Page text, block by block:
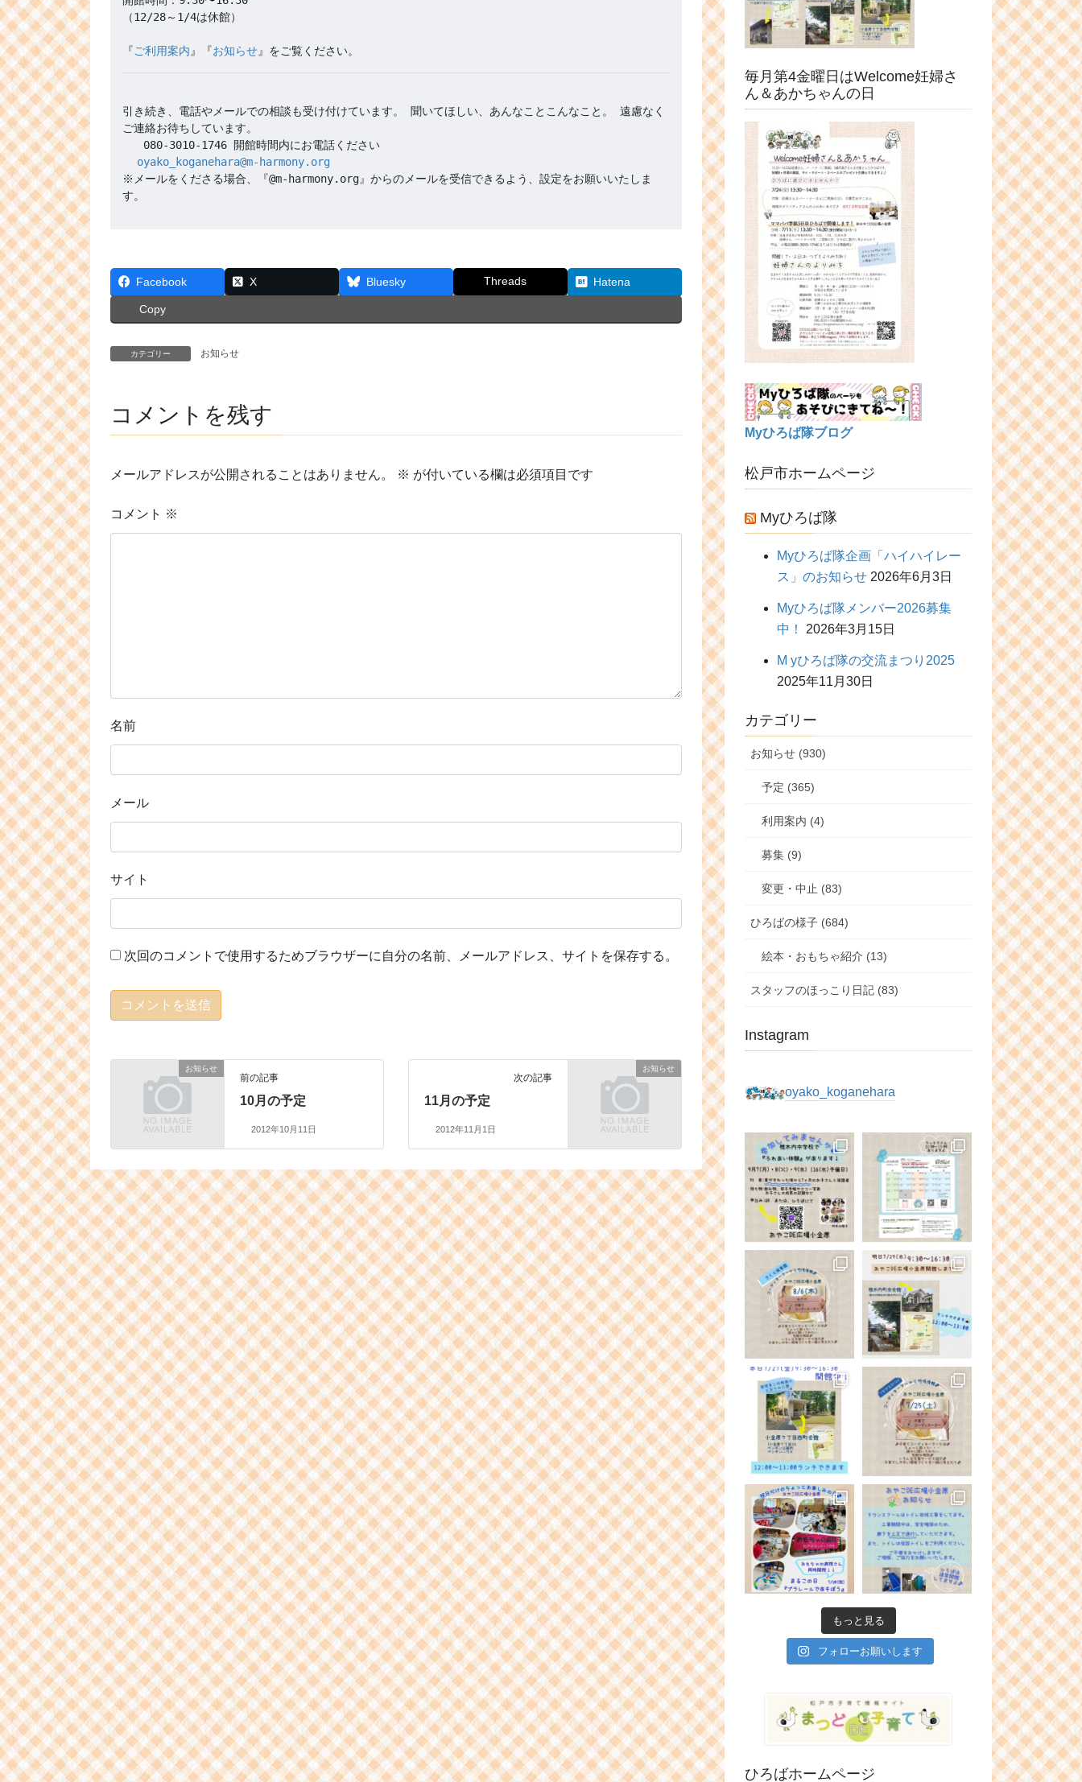
（12/28～1/4は休館）
『ご利用案内』『お知らせ
引き続き、電話やメールでの相談も受け付けています。 聞いてほしい、あんなことこんなこと。 遠慮なく
080-3010-1746 開館時間内にお電話ください
oyako_koganehara@m-harmony.org
※メールをくださる場合、『@m-harmony.org』からのメールを受信できるよう、設定をお願いいたしま
Facebook X Bluesky Threads Hatena
Copy
カテゴリー お知らせ
コメントを残す
メールアドレスが公開されることはありません。 ※ が付いている欄は必須項目です
コメント ※
名前
メール
サイト
次回のコメントで使用するためブラウザーに自分の名前、メールアドレス、サイトを保存する。
お知らせ
前の記事
10月の予定
2012年10月11日
お知らせ
次の記事
11月の予定
2012年11月1日
毎月第4金曜日はWelcome妊婦さ
ん＆あかちゃんの日
Myひろば隊ブログ
松戸市ホームページ
Myひろば隊
Myひろば隊企画「ハイハイレー
ス」のお知らせ 2026年6月3日
Myひろば隊メンバー2026募集
中！
2026年3月15日
M yひろば隊の交流まつり2025
2025年11月30日
カテゴリー
お知らせ (930)
予定 (365)
利用案内 (4)
募集 (9)
変更・中止 (83)
ひろばの様子 (684)
絵本・おもちゃ紹介 (13)
スタッフのほっこり日記 (83)
Instagram
oyako_koganehara
もっと見る
フォローお願いします
ひろばホームページ